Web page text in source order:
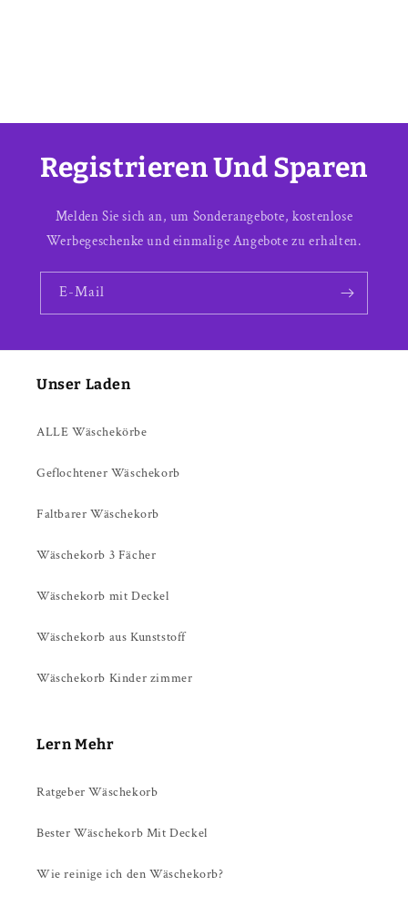
Registrieren Und Sparen
Melden Sie sich an, um Sonderangebote, kostenlose
Werbegeschenke und einmalige Angebote zu erhalten.
E-Mail
Unser Laden
ALLE Wäschekörbe
Geflochtener Wäschekorb
Faltbarer Wäschekorb
Wäschekorb 3 Fächer
Wäschekorb mit Deckel
Wäschekorb aus Kunststoff
Wäschekorb Kinder zimmer
Lern Mehr
Ratgeber Wäschekorb
Bester Wäschekorb Mit Deckel
Wie reinige ich den Wäschekorb?